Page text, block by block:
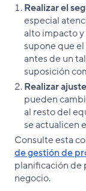
Realizar el
especial
alto impacto y
supone que
antes de un
suposición
Realizar
pueden
al resto del
se actualicen
Consulte esta
de gestión de
planificación de
negocio.